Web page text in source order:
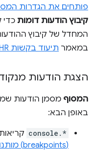
פותחים את הגדרות
קיבוץ הודעות דומות
המחדל של קיבוץ
במאמר תיעוד בקשות XHR ואחזור
הצגת הודעות
המסוף מסמן הודעות
באופן הבא:
console.*
(breakpoints) מותנות